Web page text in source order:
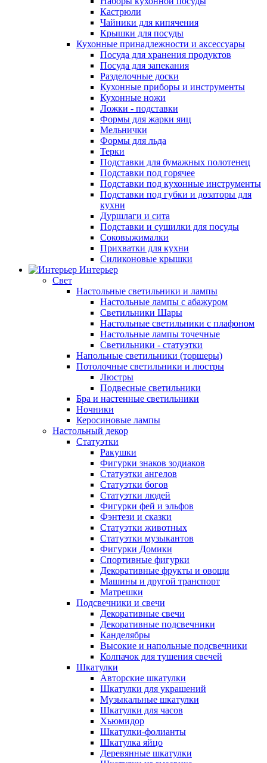
Кастрюли
Чайники для кипячения
Крышки для посуды
Кухонные принадлежности и аксессуары
Посуда для хранения продуктов
Посуда для запекания
Разделочные доски
Кухонные приборы и инструменты
Кухонные ножи
Ложки - подставки
Формы для жарки яиц
Мельнички
Формы для льда
Терки
Подставки для бумажных полотенец
Подставки под горячее
Подставки под кухонные инструменты
Подставки под губки и дозаторы для
кухни
Дуршлаги и сита
Подставки и сушилки для посуды
Соковыжималки
Прихватки для кухни
Силиконовые крышки
Интерьер
Свет
Настольные светильники и лампы
Настольные лампы с абажуром
Светильники Шары
Настольные светильники с плафоном
Настольные лампы точечные
Светильники - статуэтки
Напольные светильники (торшеры)
Потолочные светильники и люстры
Люстры
Подвесные светильники
Бра и настенные светильники
Ночники
Керосиновые лампы
Настольный декор
Статуэтки
Ракушки
Фигурки знаков зодиаков
Статуэтки ангелов
Статуэтки богов
Статуэтки людей
Фигурки фей и эльфов
Фэнтези и сказки
Статуэтки животных
Статуэтки музыкантов
Фигурки Домики
Спортивные фигурки
Декоративные фрукты и овощи
Машины и другой транспорт
Матрешки
Подсвечники и свечи
Декоративные свечи
Декоративные подсвечники
Канделябры
Высокие и напольные подсвечники
Колпачок для тушения свечей
Шкатулки
Авторские шкатулки
Шкатулки для украшений
Музыкальные шкатулки
Шкатулки для часов
Хьюмидор
Шкатулки-фолианты
Шкатулка яйцо
Деревянные шкатулки